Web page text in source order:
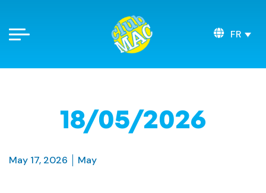
FR
18/05/2026
May 17, 2026 May